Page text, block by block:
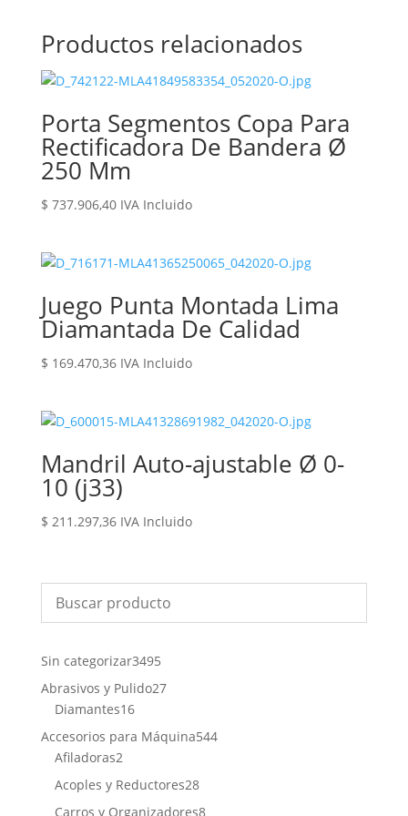
Productos relacionados
Porta Segmentos Copa Para
Rectificadora De Bandera Ø
250 Mm
$ 737.906,40 IVA Incluido
Juego Punta Montada Lima
Diamantada De Calidad
$ 169.470,36 IVA Incluido
Mandril Auto-ajustable Ø 0-
10 (j33)
$ 211.297,36 IVA Incluido
Sin categorizar34953495
productos
Abrasivos y Pulido2727
Diamantes1616
productos
Accesorios para Máquina544544
Afiladoras22
productos
Acoples y Reductores2828
productos
Carros y Organizadores88